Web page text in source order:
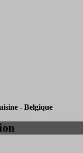
- Belgique